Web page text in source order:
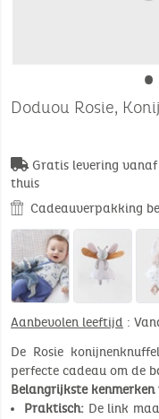
•
Doduou Rosie,
Gratis levering
thuis
Cadeauverpakking
Aanbevolen leeftijd :
De Rosie
perfecte cadeau om de
Belangrijkste
Praktisch: De link